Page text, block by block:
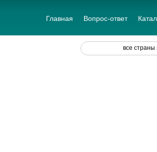
Главная Вопрос-ответ
все страны